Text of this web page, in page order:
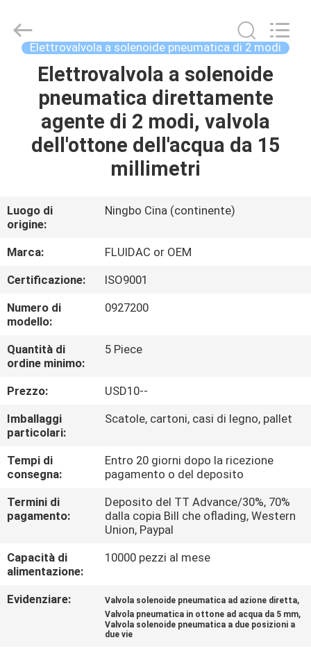
CASA
PRODOTTI
CIRCA
NOI
GIRO
DELLA
FABBRICA
CONTROLLO
DI
QUALITÀ
CONTATTICI
RICHIEDA
UNA
CITAZIONE
VR
FENGHUA
FLUID
AUTOMATIC
CONTROLElettrovalvola a solenoide pneumatica di 2 modi
Elettrovalvola a solenoide
pneumatica direttamente
agente di 2 modi, valvola
dell'ottone dell'acqua da 15
millimetri
Luogo di
origine:
Ningbo Cina (continente)
Marca:
FLUIDAC or OEM
Certificazione:
ISO9001
Numero di
modello:
0927200
Quantità di
ordine minimo:
5 Piece
Prezzo:
USD10--
Imballaggi
particolari:
Scatole, cartoni, casi di legno, pallet
Tempi di
consegna:
Entro 20 giorni dopo la ricezione
pagamento o del deposito
Termini di
pagamento:
Deposito del TT Advance/30%, 70%
dalla copia Bill che oflading, Western
Union, Paypal
Capacità di
alimentazione:
10000 pezzi al mese
Evidenziare: Valvola solenoide pneumatica ad azione diretta,
Valvola pneumatica in ottone ad acqua da 5 mm,
Valvola solenoide pneumatica a due posizioni a
due vie